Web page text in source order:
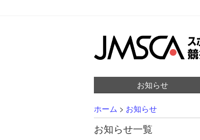
お知らせ
ホーム > お知らせ
お知らせ一覧